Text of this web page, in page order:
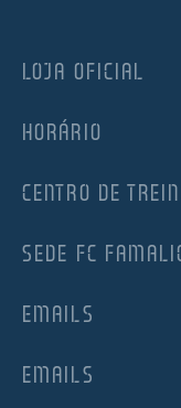
LOJA OFICIAL
HORÁRIO
CENTRO DE
SEDE FC
EMAILS
EMAILS